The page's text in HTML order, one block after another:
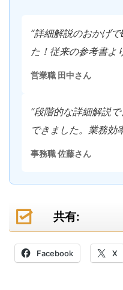
“詳細解説のおかげ
た！従来の参考書よ
営業職 田中さん
“段階的な詳細解説
できました。業務効
事務職 佐藤さん
共有:
Facebook X